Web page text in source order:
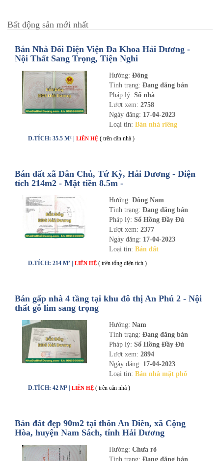
Bất động sản mới nhất
Bán Nhà Đối Diện Viện Đa Khoa Hải Dương -
Nội Thất Sang Trọng, Tiện Nghi
Hướng: Đông
Tình trạng: Đang đăng bán
Pháp lý: Sổ nhà
Lượt xem: 2758
Ngày đăng: 17-04-2023
Loại tin: Bán nhà riêng
D.TÍCH: 35.5 M² | LIÊN HỆ ( trên căn nhà )
Bán đất xã Dân Chủ, Tứ Kỳ, Hải Dương - Diện
tích 214m2 - Mặt tiền 8.5m -
Hướng: Đông Nam
Tình trạng: Đang đăng bán
Pháp lý: Sổ Hồng Đầy Đủ
Lượt xem: 2377
Ngày đăng: 17-04-2023
Loại tin: Bán đất
D.TÍCH: 214 M² | LIÊN HỆ ( trên tổng diện tích )
Bán gấp nhà 4 tầng tại khu đô thị An Phú 2 - Nội
thất gỗ lim sang trọng
Hướng: Nam
Tình trạng: Đang đăng bán
Pháp lý: Sổ Hồng Đầy Đủ
Lượt xem: 2894
Ngày đăng: 17-04-2023
Loại tin: Bán nhà mặt phố
D.TÍCH: 42 M² | LIÊN HỆ ( trên căn nhà )
Bán đất đẹp 90m2 tại thôn An Điền, xã Cộng
Hòa, huyện Nam Sách, tỉnh Hải Dương
Hướng: Chưa rõ
Tình trạng: Đang đăng bán